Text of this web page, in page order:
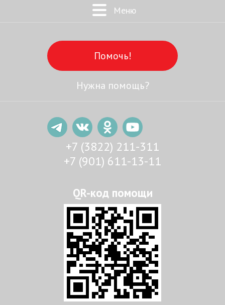
Меню
Помочь!
Нужна помощь?
+7 (3822) 211-311
+7 (901) 611-13-11